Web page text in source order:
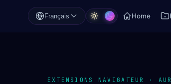
Français Home
EXTENSIONS NAVIGATEUR ·